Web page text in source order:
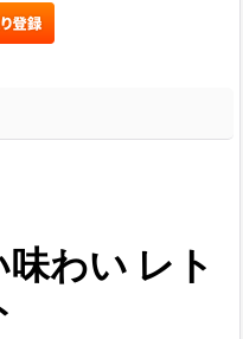
わい レト